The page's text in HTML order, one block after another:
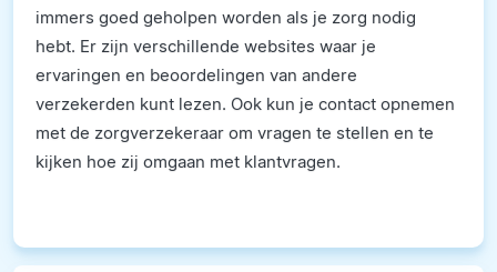
immers goed geholpen worden als je zorg nodig
hebt. Er zijn verschillende websites waar je
ervaringen en beoordelingen van andere
verzekerden kunt lezen. Ook kun je contact opnemen
met de zorgverzekeraar om vragen te stellen en te
kijken hoe zij omgaan met klantvragen.